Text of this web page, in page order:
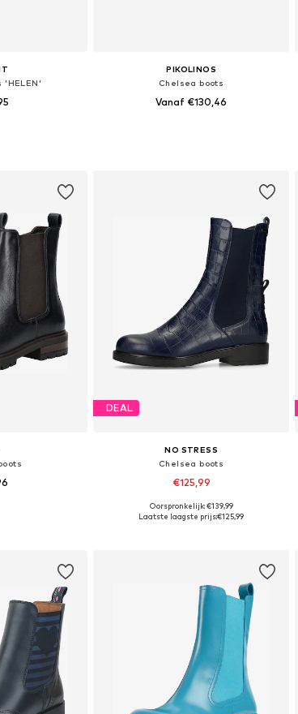
'HELEN'
PIKOLINOS
Chelsea boots
Vanaf €130,46
DEAL
NO STRESS
Chelsea boots
€125,99
Beschikbaar in vele maten
Oorspronkelijk: €139,99
Laatste laagste prijs:€125,99